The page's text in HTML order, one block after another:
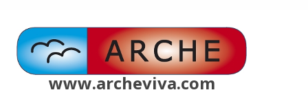
www.archeviva.com